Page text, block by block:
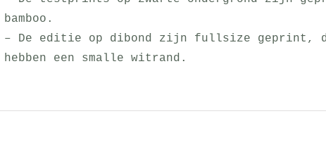
bamboo.
– De editie op dibond zijn fullsize geprint,
hebben een smalle witrand.